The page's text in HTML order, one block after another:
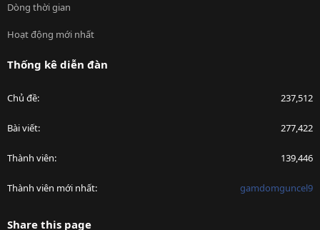
Dòng thời gian
Hoạt động mới nhất
Thống kê diễn đàn
Chủ đề 237,512
Bài viết 277,422
Thành viên 139,446
Thành viên mới nhất gamdomguncel9
Share this page